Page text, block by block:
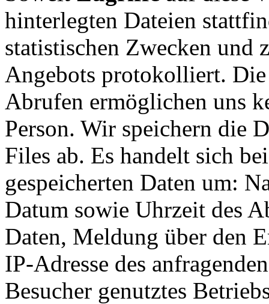
hinterlegten Dateien
statistischen Zwecken und
Angebots protokolliert.
Abrufen ermöglichen uns
Person. Wir speichern die
Files ab. Es handelt sich
gespeicherten Daten um:
Datum sowie Uhrzeit des
Daten, Meldung über den
IP-Adresse des
Besucher genutztes